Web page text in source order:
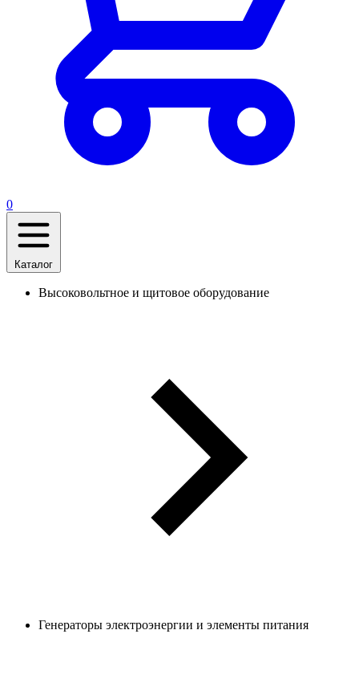
0
Каталог
Высоковольтное и щитовое оборудование
Генераторы электроэнергии и элементы питания